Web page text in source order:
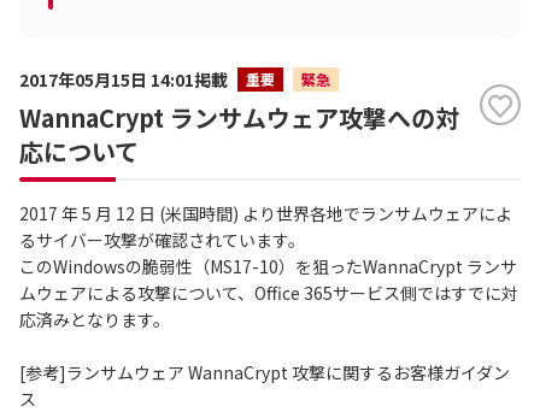
2017年05月15日 14:01掲載 重要 緊急
WannaCrypt ランサムウェア攻撃への対
応について
2017 年 5 月 12 日 (米国時間) より世界各地でランサムウェアによ
るサイバー攻撃が確認されています。
このWindowsの脆弱性（MS17-10）を狙ったWannaCrypt ランサ
ムウェアによる攻撃について、Office 365サービス側ではすでに対
応済みとなります。
[参考]ランサムウェア WannaCrypt 攻撃に関するお客様ガイダン
ス